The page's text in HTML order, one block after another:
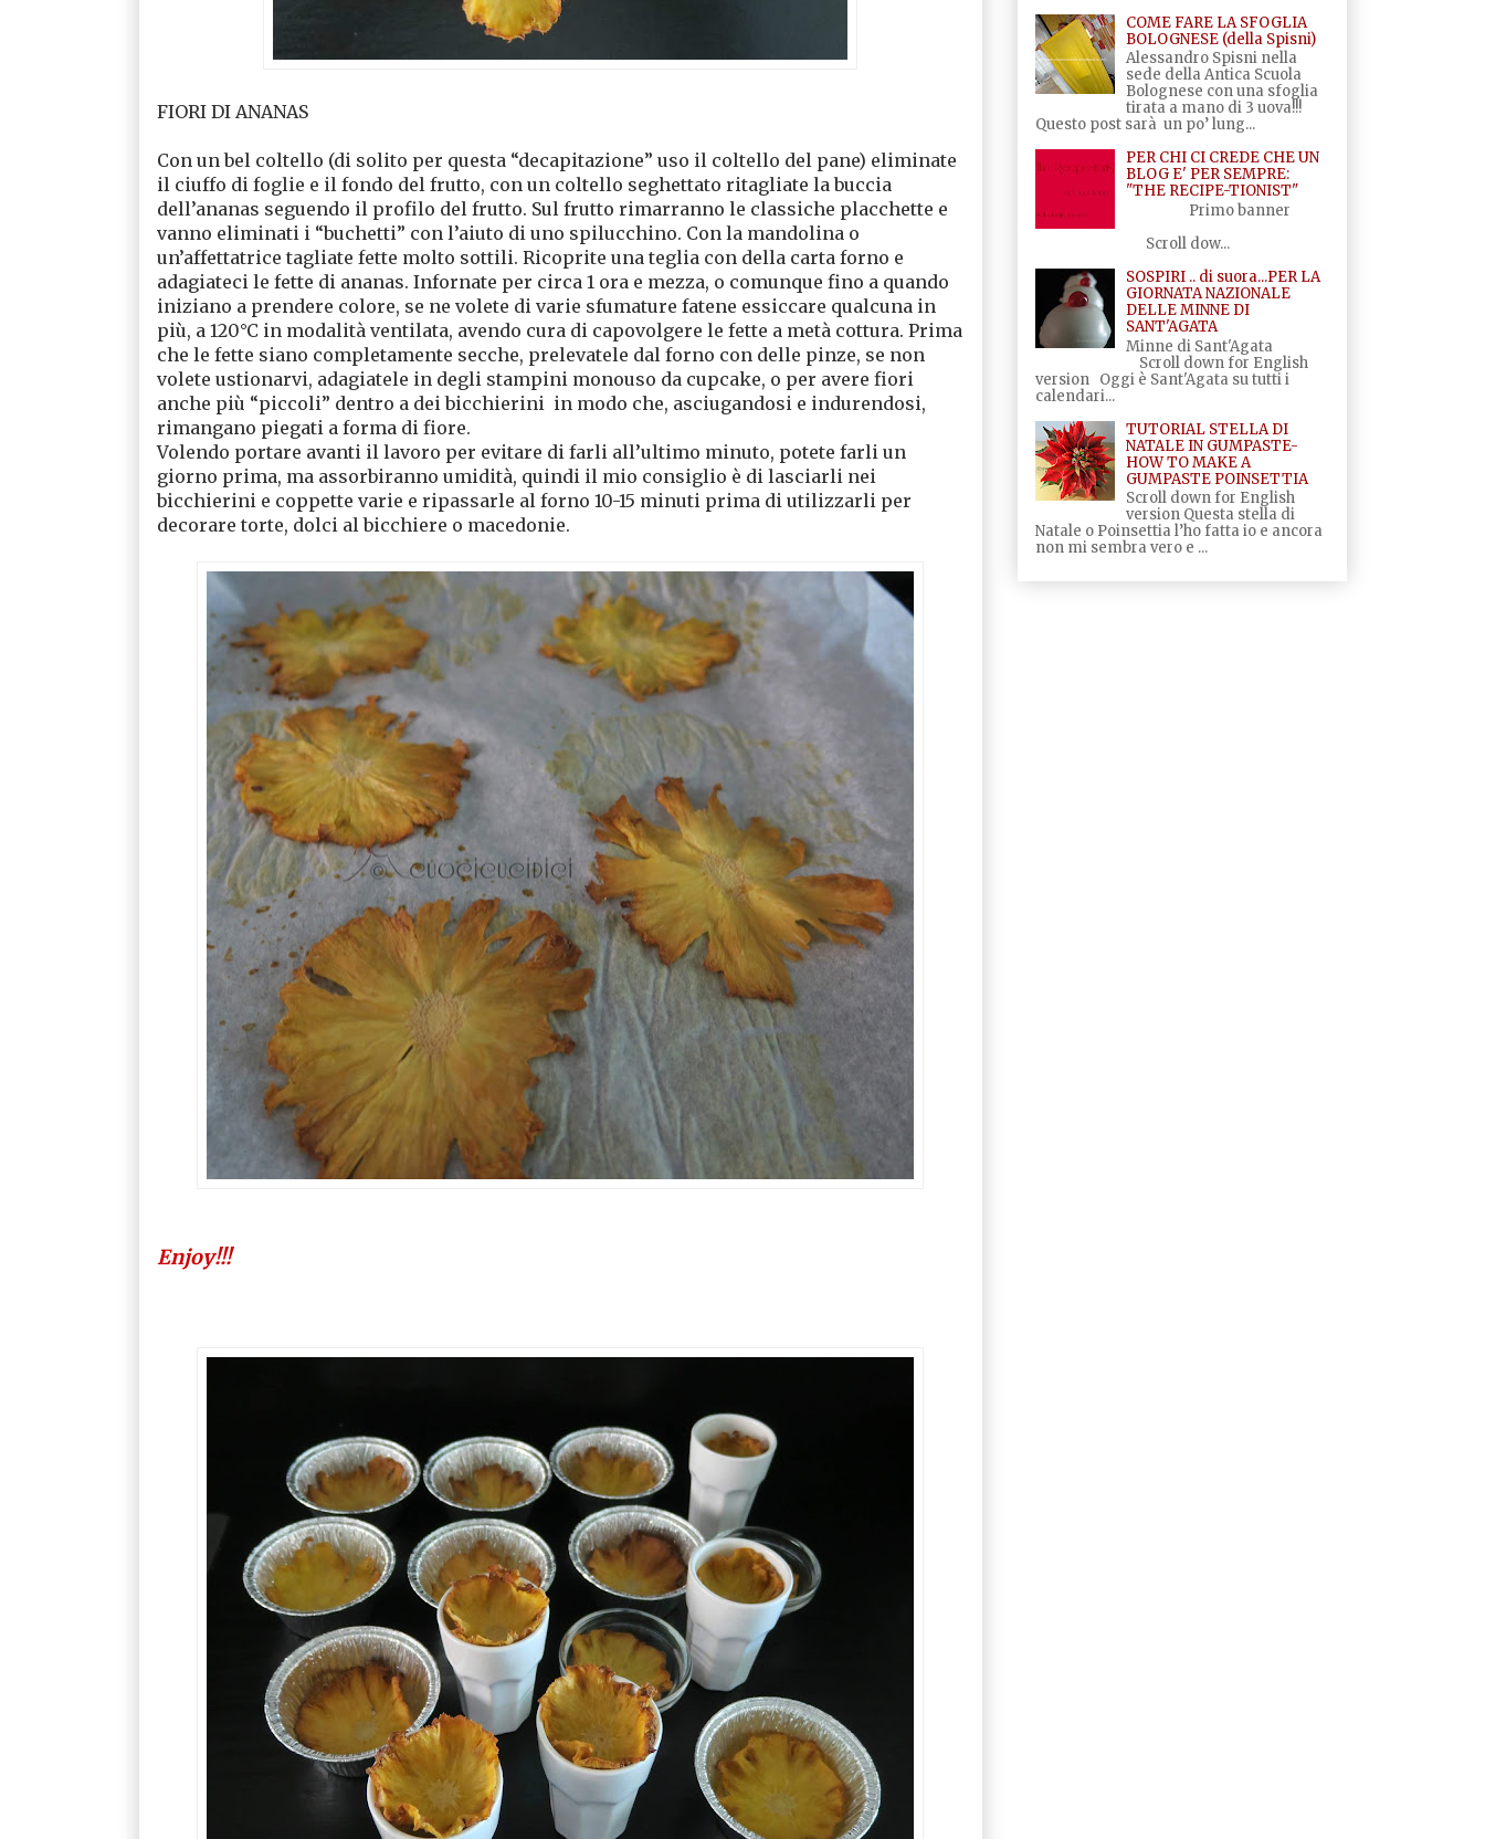
FIORI DI ANANAS
Con un bel coltello (di solito per questa “decapitazione” uso il coltello del pane) eliminate
il ciuffo di foglie e il fondo del frutto, con un coltello seghettato ritagliate la buccia
dell’ananas seguendo il profilo del frutto. Sul frutto rimarranno le classiche placchette e
vanno eliminati i “buchetti” con l’aiuto di uno spilucchino. Con la mandolina o
un’affettatrice tagliate fette molto sottili. Ricoprite una teglia con della carta forno e
adagiateci le fette di ananas. Infornate per circa 1 ora e mezza, o comunque fino a quando
iniziano a prendere colore, se ne volete di varie sfumature fatene essiccare qualcuna in
più, a 120°C in modalità ventilata, avendo cura di capovolgere le fette a metà cottura. Prima
che le fette siano completamente secche, prelevatele dal forno con delle pinze, se non
volete ustionarvi, adagiatele in degli stampini monouso da cupcake, o per avere fiori
anche più “piccoli” dentro a dei bicchierini in modo che, asciugandosi e indurendosi,
rimangano piegati a forma di fiore.
Volendo portare avanti il lavoro per evitare di farli all’ultimo minuto, potete farli un
giorno prima, ma assorbiranno umidità, quindi il mio consiglio è di lasciarli nei
bicchierini e coppette varie e ripassarle al forno 10-15 minuti prima di utilizzarli per
decorare torte, dolci al bicchiere o macedonie.
Enjoy!!!
COME FARE LA SFOGLIA
BOLOGNESE (della Spisni)
Alessandro Spisni nella
sede della Antica Scuola
Bolognese con una sfoglia
tirata a mano di 3 uova!!!
Questo post sarà un po’ lung...
PER CHI CI CREDE CHE UN
BLOG E' PER SEMPRE:
"THE RECIPE-TIONIST"
Primo banner
Scroll dow...
SOSPIRI .. di suora...PER LA
GIORNATA NAZIONALE
DELLE MINNE DI
SANT'AGATA
Minne di Sant'Agata
Scroll down for English
version Oggi è Sant'Agata su tutti i
calendari...
TUTORIAL STELLA DI
NATALE IN GUMPASTE-
HOW TO MAKE A
GUMPASTE POINSETTIA
Scroll down for English
version Questa stella di
Natale o Poinsettia l’ho fatta io e ancora
non mi sembra vero e ...